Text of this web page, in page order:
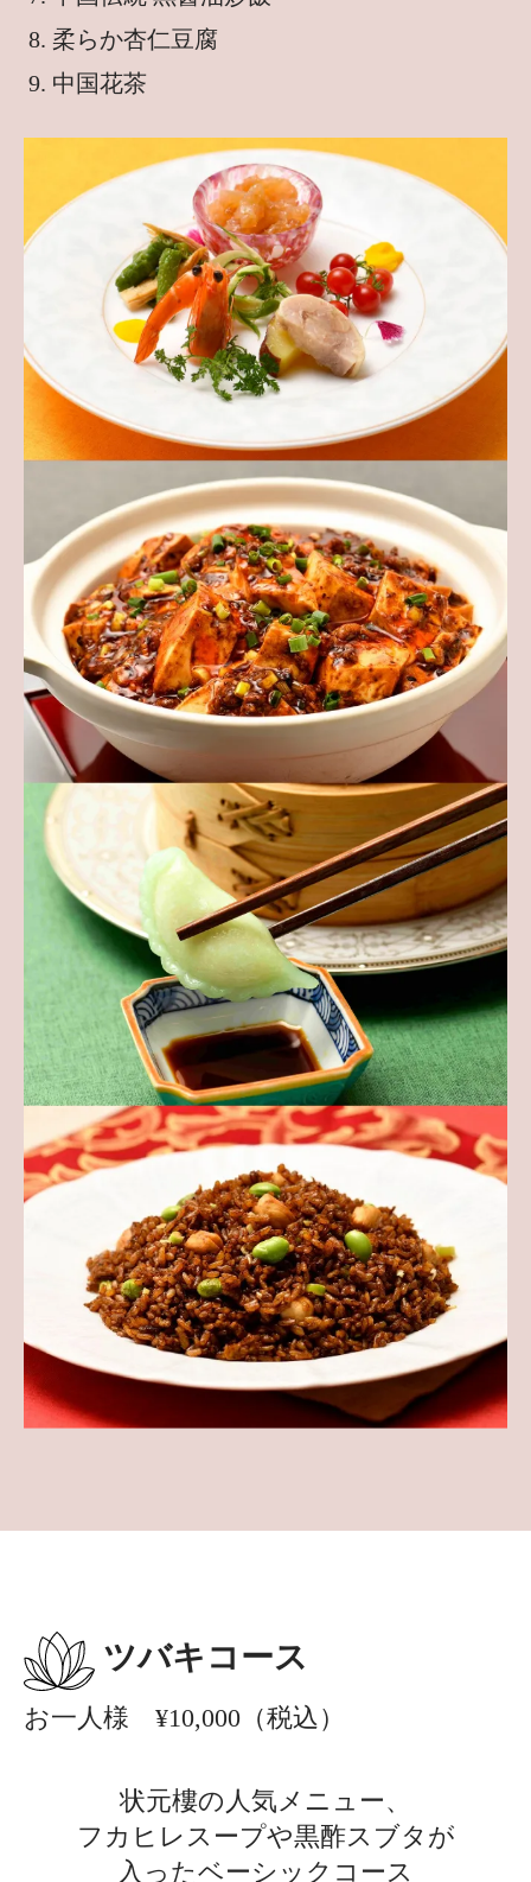
柔らか杏仁豆腐
中国花茶
ツバキコース
お一人様 ¥10,000（税込）
状元樓の人気メニュー、
フカヒレスープや黒酢スブタが
入ったベーシックコース